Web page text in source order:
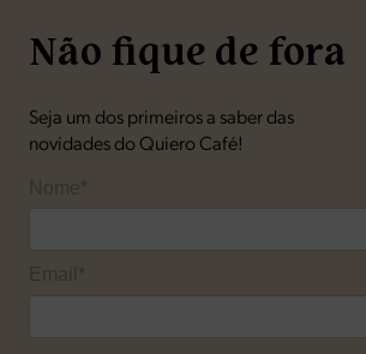
Não fique de fora
Seja um dos primeiros a saber das
novidades do Quiero Café!
Nome*
Email*